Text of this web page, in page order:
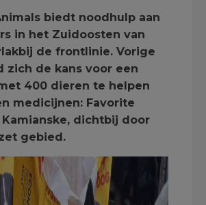
biedt noodhulp aan
in het Zuidoosten van
de frontlinie. Vorige
zich de kans voor een
400 dieren te helpen
medicijnen: Favorite
dichtbij door
gebied.